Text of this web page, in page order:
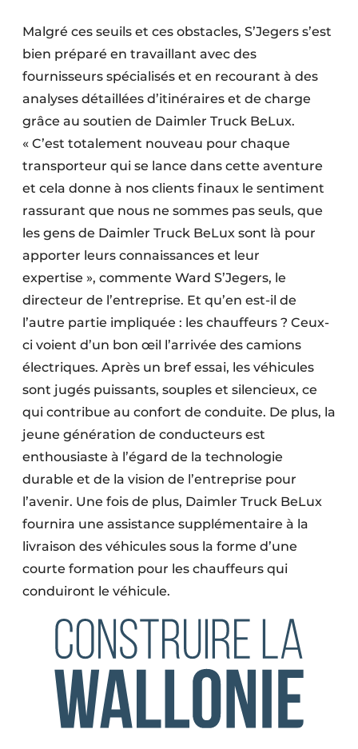
Malgré ces seuils et ces obstacles, S’Jegers s’est
bien préparé en travaillant avec des
fournisseurs spécialisés et en recourant à des
analyses détaillées d’itinéraires et de charge
grâce au soutien de Daimler Truck BeLux.
« C’est totalement nouveau pour chaque
transporteur qui se lance dans cette aventure
et cela donne à nos clients finaux le sentiment
rassurant que nous ne sommes pas seuls, que
les gens de Daimler Truck BeLux sont là pour
apporter leurs connaissances et leur
expertise », commente Ward S’Jegers, le
directeur de l’entreprise. Et qu’en est-il de
l’autre partie impliquée : les chauffeurs ? Ceux-
ci voient d’un bon œil l’arrivée des camions
électriques. Après un bref essai, les véhicules
sont jugés puissants, souples et silencieux, ce
qui contribue au confort de conduite. De plus, la
jeune génération de conducteurs est
enthousiaste à l’égard de la technologie
durable et de la vision de l’entreprise pour
l’avenir. Une fois de plus, Daimler Truck BeLux
fournira une assistance supplémentaire à la
livraison des véhicules sous la forme d’une
courte formation pour les chauffeurs qui
conduiront le véhicule.